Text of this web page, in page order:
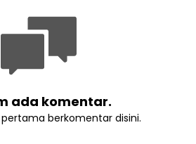
ada komentar.
berkomentar disini.